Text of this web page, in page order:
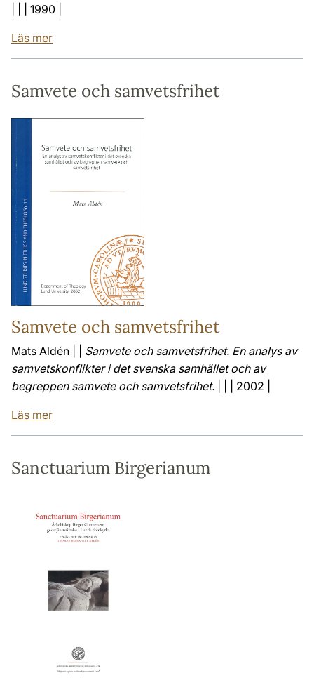
| | | 1990 |
Läs mer
Samvete och samvetsfrihet
Samvete och samvetsfrihet
Mats Aldén | | Samvete och samvetsfrihet. En analys av
samvetskonflikter i det svenska samhället och av
begreppen samvete och samvetsfrihet. | | | 2002 |
Läs mer
Sanctuarium Birgerianum